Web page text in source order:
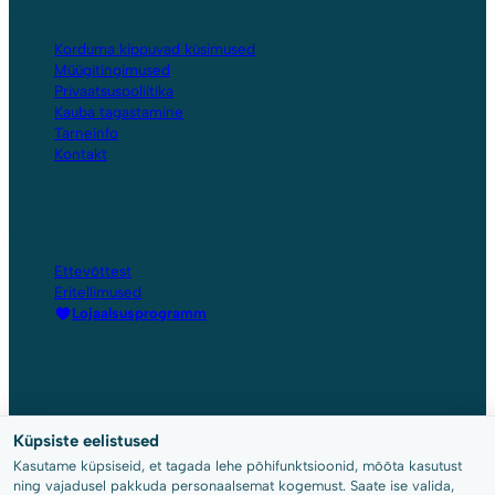
Küpsiste eelistused
Kasutame küpsiseid, et tagada lehe põhifunktsioonid, mõõta kasutust
ning vajadusel pakkuda personaalsemat kogemust. Saate ise valida,
Korduma kippuvad küsimused
Müügitingimused
Privaatsuspoliitika
Kauba tagastamine
Tarneinfo
Kontakt
Ettevõttest
Eritellimused
Lojaalsusprogramm
Konto
Ostukorv